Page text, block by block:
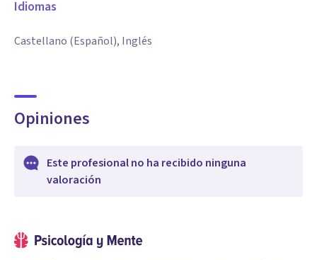
Idiomas
Castellano (Español), Inglés
Opiniones
Este profesional no ha recibido ninguna
valoración